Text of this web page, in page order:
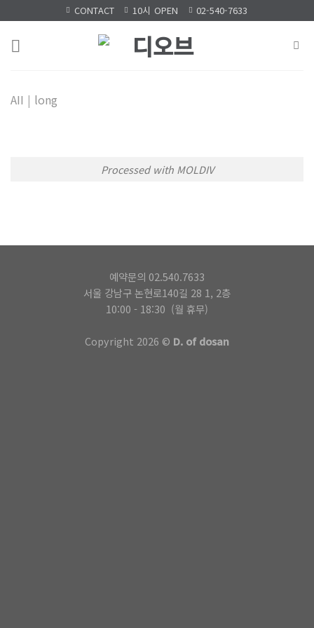
to
content
CONTACT 10시 OPEN 02-540-7633
AII | long
Processed with MOLDIV
예약문의 02.540.7633
서울 강남구 논현로140길 28 1, 2층
10:00 - 18:30 (월 휴무)
Copyright 2026 © D. of dosan